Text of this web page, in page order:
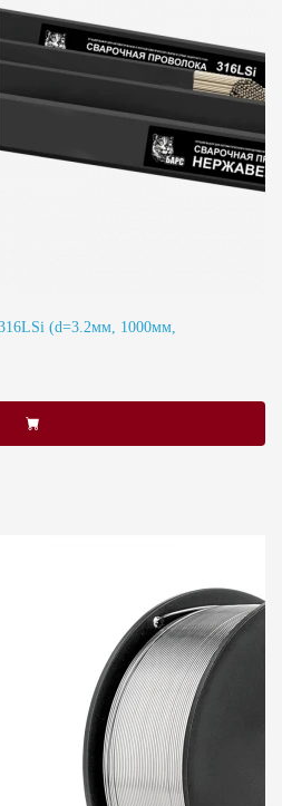
(d=3.2мм, 1000мм,